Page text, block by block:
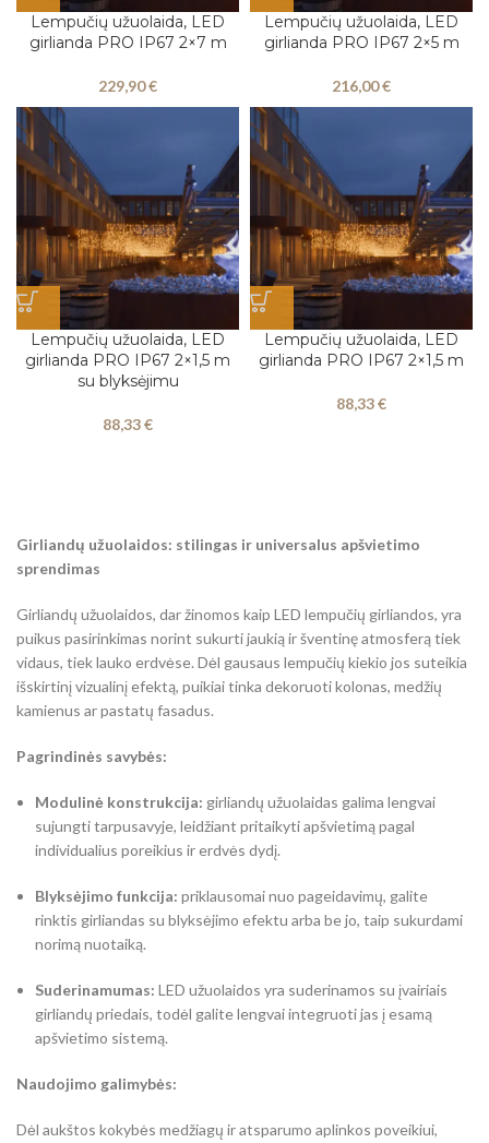
Lempučių užuolaida, LED
girlianda PRO IP67 2×7 m
229,90€
Lempučių užuolaida, LED
girlianda PRO IP67 2×5 m
216,00€
Lempučių užuolaida, LED
girlianda PRO IP67 2×1,5 m
su blyksėjimu
88,33€
Lempučių užuolaida, LED
girlianda PRO IP67 2×1,5 m
88,33€
Girliandų užuolaidos: stilingas ir universalus apšvietimo
sprendimas
Girliandų užuolaidos, dar žinomos kaip LED lempučių girliandos, yra
puikus pasirinkimas norint sukurti jaukią ir šventinę atmosferą tiek
vidaus, tiek lauko erdvėse. Dėl gausaus lempučių kiekio jos suteikia
išskirtinį vizualinį efektą, puikiai tinka dekoruoti kolonas, medžių
kamienus ar pastatų fasadus.
Pagrindinės savybės:
Modulinė konstrukcija: girliandų užuolaidas galima lengvai
sujungti tarpusavyje, leidžiant pritaikyti apšvietimą pagal
individualius poreikius ir erdvės dydį.
Blyksėjimo funkcija: priklausomai nuo pageidavimų, galite
rinktis girliandas su blyksėjimo efektu arba be jo, taip sukurdami
norimą nuotaiką.
Suderinamumas: LED užuolaidos yra suderinamos su įvairiais
girliandų priedais, todėl galite lengvai integruoti jas į esamą
apšvietimo sistemą.
Naudojimo galimybės:
Dėl aukštos kokybės medžiagų ir atsparumo aplinkos poveikiui,